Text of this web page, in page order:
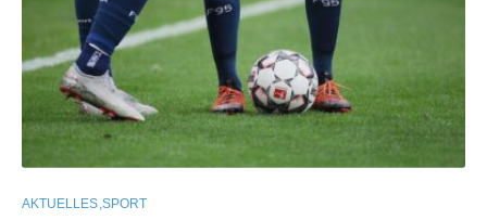
AKTUELLES SPORT